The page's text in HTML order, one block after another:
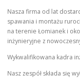
Nasza firma od lat
spawania i montażu
na terenie Łomianek i
inżynieryjne z
Wykwalifikowana kadra
Nasz zespół składa się